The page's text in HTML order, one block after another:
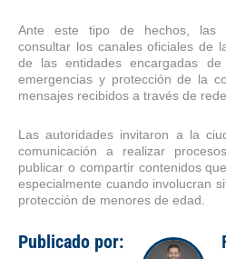
Ante este tipo de hechos, las
consultar los canales oficiales de
de las entidades encargadas
emergencias y protección de la
mensajes recibidos a través de
Las autoridades invitaron a la
comunicación a realizar
publicar o compartir contenidos
especialmente cuando involucran
protección de menores de edad.
Publicado por: